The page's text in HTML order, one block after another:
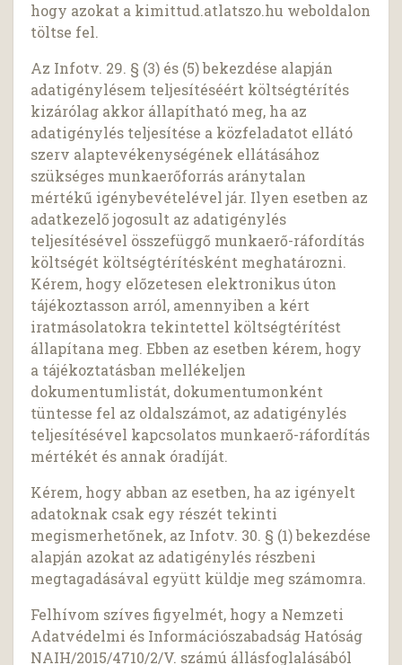
hogy azokat a kimittud.atlatszo.hu weboldalon
töltse fel.
Az Infotv. 29. § (3) és (5) bekezdése alapján
adatigénylésem teljesítéséért költségtérítés
kizárólag akkor állapítható meg, ha az
adatigénylés teljesítése a közfeladatot ellátó
szerv alaptevékenységének ellátásához
szükséges munkaerőforrás aránytalan
mértékű igénybevételével jár. Ilyen esetben az
adatkezelő jogosult az adatigénylés
teljesítésével összefüggő munkaerő-ráfordítás
költségét költségtérítésként meghatározni.
Kérem, hogy előzetesen elektronikus úton
tájékoztasson arról, amennyiben a kért
iratmásolatokra tekintettel költségtérítést
állapítana meg. Ebben az esetben kérem, hogy
a tájékoztatásban mellékeljen
dokumentumlistát, dokumentumonként
tüntesse fel az oldalszámot, az adatigénylés
teljesítésével kapcsolatos munkaerő-ráfordítás
mértékét és annak óradíját.
Kérem, hogy abban az esetben, ha az igényelt
adatoknak csak egy részét tekinti
megismerhetőnek, az Infotv. 30. § (1) bekezdése
alapján azokat az adatigénylés részbeni
megtagadásával együtt küldje meg számomra.
Felhívom szíves figyelmét, hogy a Nemzeti
Adatvédelmi és Információszabadság Hatóság
NAIH/2015/4710/2/V. számú állásfoglalásából